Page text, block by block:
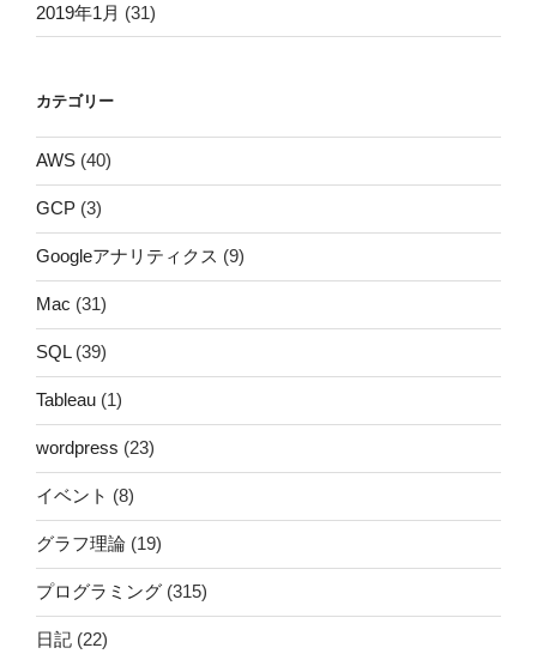
2019年1月 (31)
カテゴリー
AWS (40)
GCP (3)
Googleアナリティクス (9)
Mac (31)
SQL(39)
Tableau (1)
wordpress (23)
イベント (8)
グラフ理論 (19)
プログラミング (315)
日記 (22)